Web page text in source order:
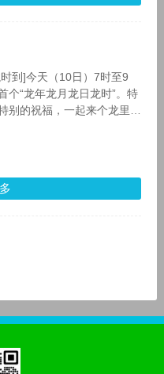
到]今天（10日）7时至9
个“龙年龙月龙日龙时”。特
别的祝福，一起来个龙里龙